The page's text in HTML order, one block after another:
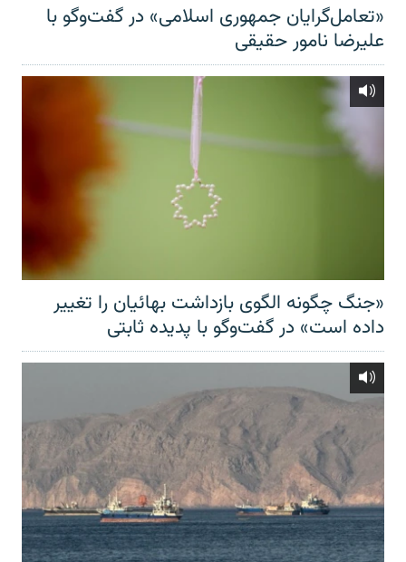
«تعامل‌گرایان جمهوری اسلامی» در گفت‌وگو با
علیرضا نامور حقیقی
«جنگ چگونه الگوی بازداشت بهائیان را تغییر
داده است» در گفت‌وگو با پدیده ثابتی